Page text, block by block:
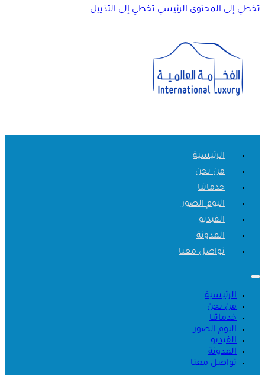
تخطي إلى المحتوى الرئيسي تخطي إلى التذييل
الرئيسية
من نحن
خدماتنا
البوم الصور
الفيديو
المدونة
تواصل معنا
الرئيسية
من نحن
خدماتنا
البوم الصور
الفيديو
المدونة
تواصل معنا